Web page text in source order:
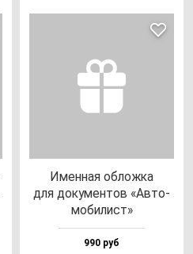
Имен­ная об­лож­ка
для до­ку­мен­тов «Авто­
мо­би­лист»
990 руб